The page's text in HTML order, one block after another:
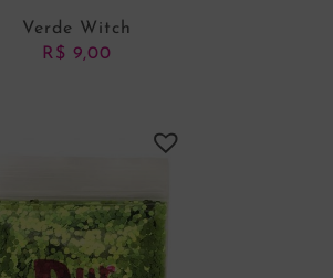
Verde Witch
R$ 9,00